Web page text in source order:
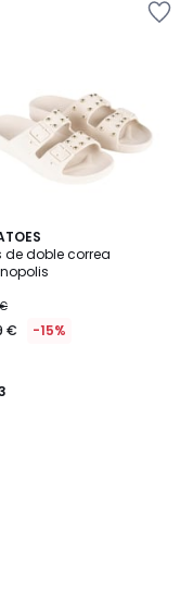
de doble correa
€ -15%